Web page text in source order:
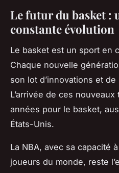
Le futur du basket :
constante évolution
Le basket est un sport en
Chaque nouvelle
son lot d’innovations et
L’arrivée de ces
années pour le basket,
États-Unis.
La NBA, avec sa capacité
joueurs du monde, reste